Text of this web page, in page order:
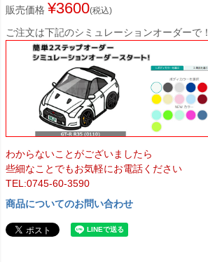
販売価格 ¥3600 税込
ご注文は下記のシミュレーションオーダーで！
わからないことがございましたら
些細なことでもお気軽にお電話ください
TEL:0745-60-3590
商品についてのお問い合わせ